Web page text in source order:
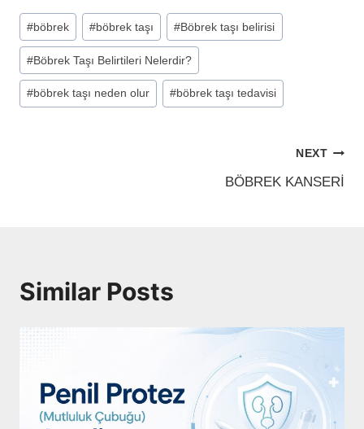
Post
Tags:
#böbrek #böbrek taşı #Böbrek taşı belirisi
#Böbrek Taşı Belirtileri Nelerdir?
#böbrek taşı neden olur #böbrek taşı tedavisi
NEXT
BÖBREK KANSERİ
Similar Posts